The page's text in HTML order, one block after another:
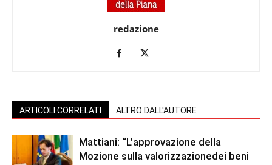
redazione
ARTICOLI CORRELATI ALTRO DALL'AUTORE
Mattiani: “L’approvazione della
Mozione sulla valorizzazionedei beni